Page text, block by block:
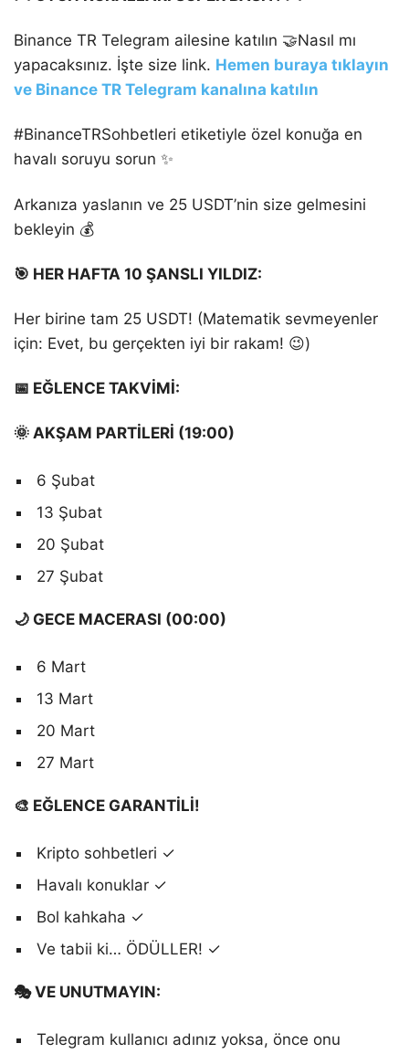
Binance TR Telegram ailesine katılın 🤝Nasıl mı
yapacaksınız. İşte size link. Hemen buraya tıklayın
ve Binance TR Telegram kanalına katılın
#BinanceTRSohbetleri etiketiyle özel konuğa en
havalı soruyu sorun ✨
Arkanıza yaslanın ve 25 USDT’nin size gelmesini
bekleyin 💰
🎯 HER HAFTA 10 ŞANSLI YILDIZ:
Her birine tam 25 USDT! (Matematik sevmeyenler
için: Evet, bu gerçekten iyi bir rakam! 😉)
📅 EĞLENCE TAKVİMİ:
🌞 AKŞAM PARTİLERİ (19:00)
6 Şubat
13 Şubat
20 Şubat
27 Şubat
🌙 GECE MACERASI (00:00)
6 Mart
13 Mart
20 Mart
27 Mart
🎨 EĞLENCE GARANTİLİ!
Kripto sohbetleri ✓
Havalı konuklar ✓
Bol kahkaha ✓
Ve tabii ki… ÖDÜLLER! ✓
🎭 VE UNUTMAYIN:
Telegram kullanıcı adınız yoksa, önce onu